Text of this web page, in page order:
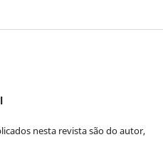
nesta revista são do autor,